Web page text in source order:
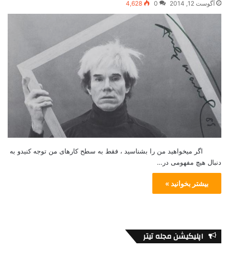
آگوست 12, 2014 0
4,628
اگر میخواهید من را بشناسید ، فقط به سطح کارهای من توجه کنیدو به
دنبال هیچ مفهومی در…
بیشتر بخوانید »
اپلیکیشن مجله تیتر